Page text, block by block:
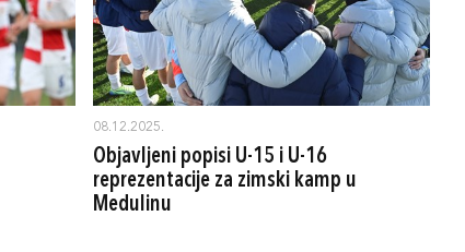
08.12.2025.
Objavljeni popisi U-15 i U-16
reprezentacije za zimski kamp u
Medulinu